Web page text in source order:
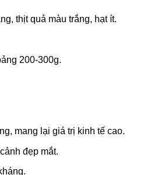
thịt quả màu trắng, hạt ít.
200-300g.
mang lại giá trị kinh tế cao.
đẹp mắt.